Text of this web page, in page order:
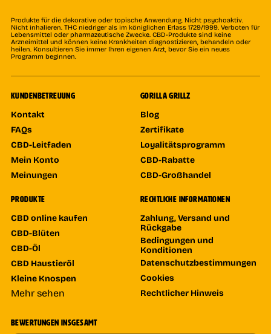
Produkte für die dekorative oder topische Anwendung. Nicht psychoaktiv.
Nicht inhalieren. THC niedriger als im königlichen Erlass 1729/1999. Verboten für
Lebensmittel oder pharmazeutische Zwecke. CBD-Produkte sind keine
Arzneimittel und können keine Krankheiten diagnostizieren, behandeln oder
heilen. Konsultieren Sie immer Ihren eigenen Arzt, bevor Sie ein neues
Programm beginnen.
KUNDENBETREUUNG
Kontakt
FAQs
CBD-Leitfaden
Mein Konto
Meinungen
GORILLA GRILLZ
Blog
Zertifikate
Loyalitätsprogramm
CBD-Rabatte
CBD-Großhandel
PRODUKTE
CBD online kaufen
CBD-Blüten
CBD-Öl
CBD Haustieröl
Kleine Knospen
Mehr sehen
RECHTLICHE INFORMATIONEN
Zahlung, Versand und
Rückgabe
Bedingungen und
Konditionen
Datenschutzbestimmungen
Cookies
Rechtlicher Hinweis
BEWERTUNGEN INSGESAMT